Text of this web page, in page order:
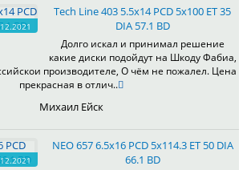
Tech Line 403 5.5x14 PCD 5x100 ET 35
DIA 57.1 BD
Долго искал и принимал решение
какие диски подойдут на Шкоду Фабиа,
производителе, О чём не пожалел. Цена
прекрасная в отлич..
Михаил Ейск
NEO 657 6.5x16 PCD 5x114.3 ET 50 DIA
66.1 BD